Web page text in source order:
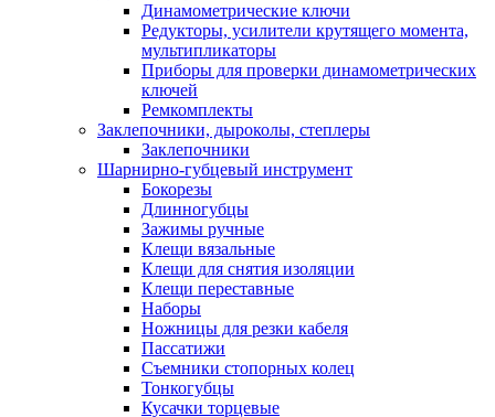
Динамометрические ключи
Редукторы, усилители крутящего момента,
мультипликаторы
Приборы для проверки динамометрических
ключей
Ремкомплекты
Заклепочники, дыроколы, степлеры
Заклепочники
Шарнирно-губцевый инструмент
Бокорезы
Длинногубцы
Зажимы ручные
Клещи вязальные
Клещи для снятия изоляции
Клещи переставные
Наборы
Ножницы для резки кабеля
Пассатижи
Съемники стопорных колец
Тонкогубцы
Кусачки торцевые